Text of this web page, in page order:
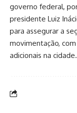
governo federal,
presidente Luiz
para assegurar a
movimentação,
adicionais na cidade.